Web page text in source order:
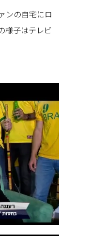
ンの自宅にロ
様子はテレビ